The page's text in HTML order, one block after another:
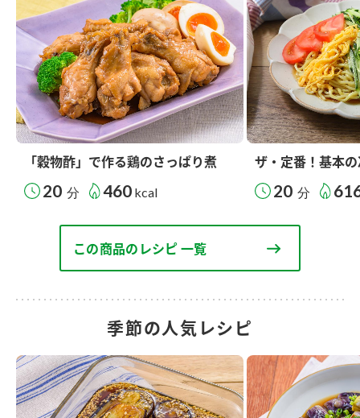
「穀物酢」で作る鶏のさっぱり煮
20 分 460 kcal
ザ・定番！基本
20 分
この商品のレシピ 一覧
季節の人気レシピ